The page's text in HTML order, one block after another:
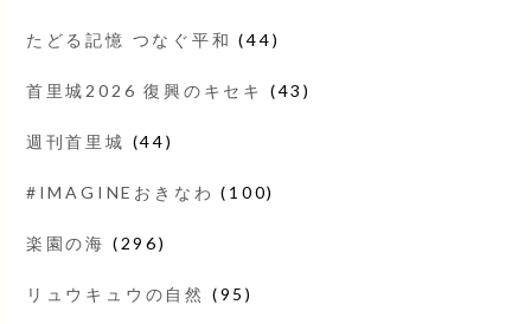
たどる記憶 つなぐ平和 (44)
首里城2026 復興のキセキ (43)
週刊首里城 (44)
#IMAGINEおきなわ (100)
楽園の海 (296)
リュウキュウの自然 (95)